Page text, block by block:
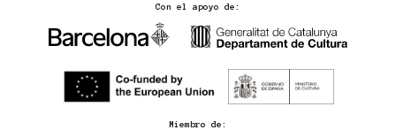
Con el apoyo de:
Miembro de: